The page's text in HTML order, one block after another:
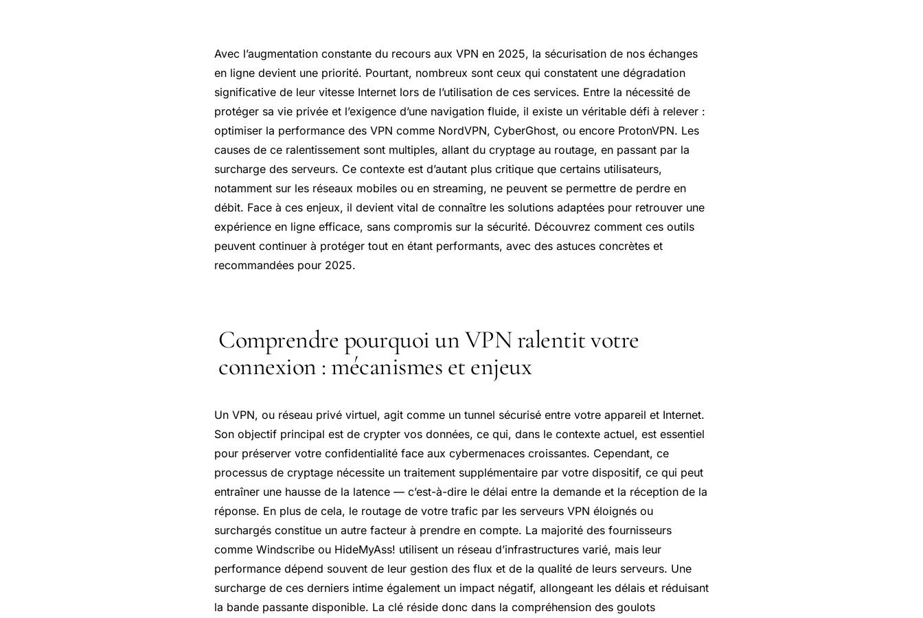
Avec l’augmentation constante du recours aux VPN en 2025, la sécurisation de nos échanges
en ligne devient une priorité. Pourtant, nombreux sont ceux qui constatent une dégradation
significative de leur vitesse Internet lors de l’utilisation de ces services. Entre la nécessité de
protéger sa vie privée et l’exigence d’une navigation fluide, il existe un véritable défi à relever :
optimiser la performance des VPN comme NordVPN, CyberGhost, ou encore ProtonVPN. Les
causes de ce ralentissement sont multiples, allant du cryptage au routage, en passant par la
surcharge des serveurs. Ce contexte est d’autant plus critique que certains utilisateurs,
notamment sur les réseaux mobiles ou en streaming, ne peuvent se permettre de perdre en
débit. Face à ces enjeux, il devient vital de connaître les solutions adaptées pour retrouver une
expérience en ligne efficace, sans compromis sur la sécurité. Découvrez comment ces outils
peuvent continuer à protéger tout en étant performants, avec des astuces concrètes et
recommandées pour 2025.
Comprendre pourquoi un VPN ralentit votre
connexion : mécanismes et enjeux
Un VPN, ou réseau privé virtuel, agit comme un tunnel sécurisé entre votre appareil et Internet.
Son objectif principal est de crypter vos données, ce qui, dans le contexte actuel, est essentiel
pour préserver votre confidentialité face aux cybermenaces croissantes. Cependant, ce
processus de cryptage nécessite un traitement supplémentaire par votre dispositif, ce qui peut
entraîner une hausse de la latence — c’est-à-dire le délai entre la demande et la réception de la
réponse. En plus de cela, le routage de votre trafic par les serveurs VPN éloignés ou
surchargés constitue un autre facteur à prendre en compte. La majorité des fournisseurs
comme Windscribe ou HideMyAss! utilisent un réseau d’infrastructures varié, mais leur
performance dépend souvent de leur gestion des flux et de la qualité de leurs serveurs. Une
surcharge de ces derniers intime également un impact négatif, allongeant les délais et réduisant
la bande passante disponible. La clé réside donc dans la compréhension des goulots